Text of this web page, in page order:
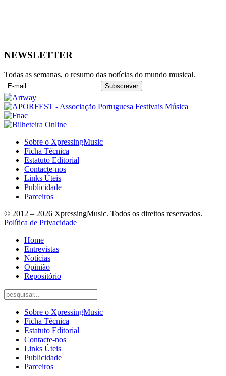
NEWSLETTER
Todas as semanas, o resumo das notícias do mundo musical.
Sobre o XpressingMusic
Ficha Técnica
Estatuto Editorial
Contacte-nos
Links Úteis
Publicidade
Parceiros
© 2012 – 2026 XpressingMusic. Todos os direitos reservados. |
Política de Privacidade
Home
Entrevistas
Notícias
Opinião
Repositório
Sobre o XpressingMusic
Ficha Técnica
Estatuto Editorial
Contacte-nos
Links Úteis
Publicidade
Parceiros